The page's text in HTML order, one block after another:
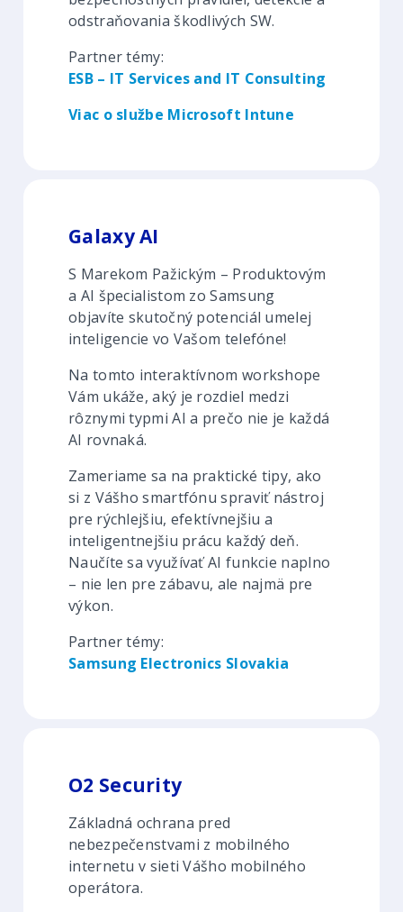
odstraňovania škodlivých SW.
Partner témy:
ESB – IT Services and IT Consulting
Viac o službe Microsoft Intune
Galaxy AI
S Marekom Pažickým – Produktovým
a AI špecialistom zo Samsung
objavíte skutočný potenciál umelej
inteligencie vo Vašom telefóne!
Na tomto interaktívnom workshope
Vám ukáže, aký je rozdiel medzi
rôznymi typmi AI a prečo nie je každá
AI rovnaká.
Zameriame sa na praktické tipy, ako
si z Vášho smartfónu spraviť nástroj
pre rýchlejšiu, efektívnejšiu a
inteligentnejšiu prácu každý deň.
Naučíte sa využívať AI funkcie naplno
– nie len pre zábavu, ale najmä pre
výkon.
Partner témy:
Samsung Electronics Slovakia
O2 Security
Základná ochrana pred
nebezpečenstvami z mobilného
internetu v sieti Vášho mobilného
operátora.